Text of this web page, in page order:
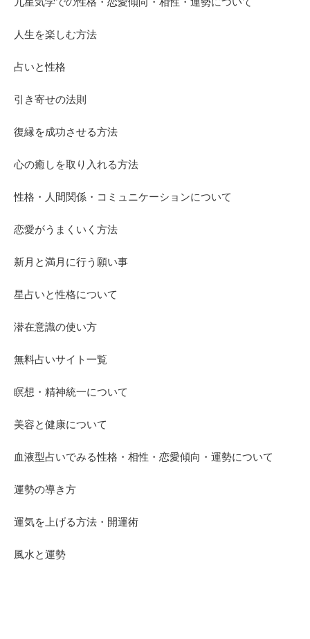
人生を楽しむ方法
占いと性格
引き寄せの法則
復縁を成功させる方法
心の癒しを取り入れる方法
性格・人間関係・コミュニケーションについて
恋愛がうまくいく方法
新月と満月に行う願い事
星占いと性格について
潜在意識の使い方
無料占いサイト一覧
瞑想・精神統一について
美容と健康について
血液型占いでみる性格・相性・恋愛傾向・運勢について
運勢の導き方
運気を上げる方法・開運術
風水と運勢